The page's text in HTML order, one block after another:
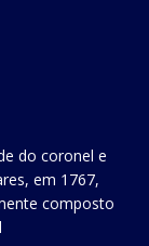
do coronel e
em 1767,
composto